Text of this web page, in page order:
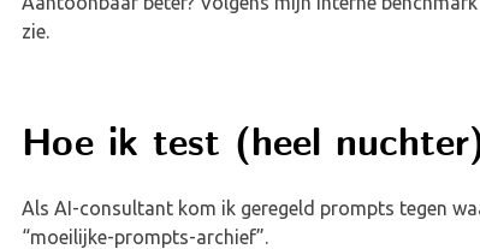
zie.
Hoe ik test (heel
Als AI-consultant kom ik geregeld prompts tegen
“moeilijke-prompts-archief”.